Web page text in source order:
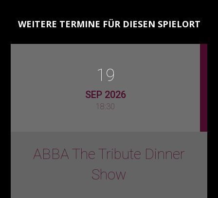
WEITERE TERMINE FÜR DIESEN SPIELORT
19
SEP 2026
18:30
ABBA The Tribute Dinner
Show